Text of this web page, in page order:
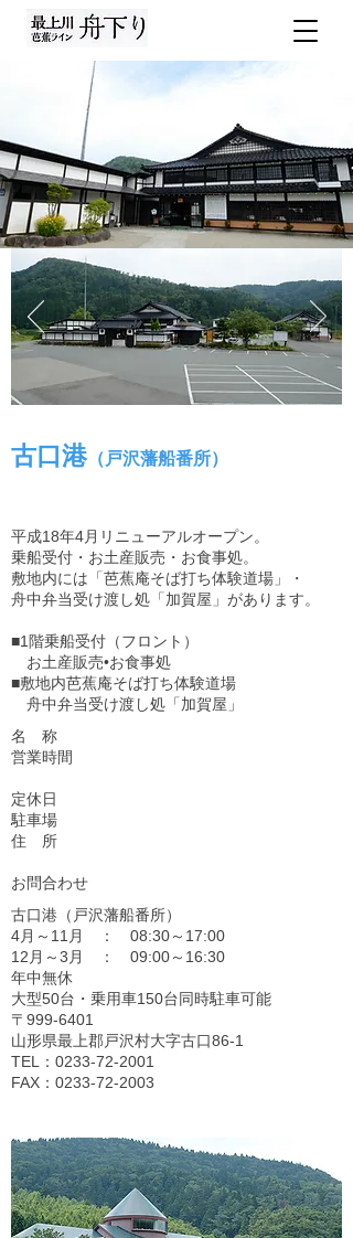
お土産処
古口港（戸沢藩船番所）
平成18年4月リニューアルオープン。
乗船受付・お土産販売・お食事処。
敷地内には「芭蕉庵そば打ち体験道場」・
舟中弁当受け渡し処「加賀屋」があります。
■1階乗船受付（フロント）
お土産販売•お食事処
■敷地内芭蕉庵そば打ち体験道場
舟中弁当受け渡し処「加賀屋」
名 称
営業時間
定休日
駐車場
住 所
お問合わせ
古口港（戸沢藩船番所）
4月～11月 ： 08:30～17:00
12月～3月 ： 09:00～16:30
年中無休
大型50台・乗用車150台同時駐車可能
〒999-6401
山形県最上郡戸沢村大字古口86-1
TEL：0233-72-2001
FAX：0233-72-2003